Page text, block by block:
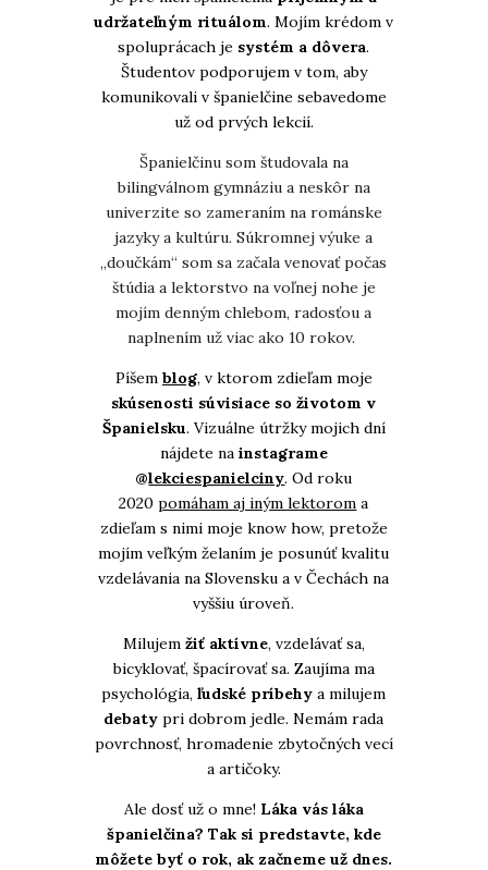
udržateľným rituálom.Mojím krédom v
spoluprácach je systém a dôvera.
Študentov podporujem v tom, aby
komunikovali v španielčine sebavedome
už od prvých lekcií.
Španielčinu som študovala na
bilingválnom gymnáziu a neskôr na
univerzite so zameraním na románske
jazyky a kultúru. Súkromnej výuke a
„doučkám“ som sa začala venovať počas
štúdia a lektorstvo na voľnej nohe je
mojím denným chlebom, radosťou a
naplnením už viac ako 10 rokov.
Píšem blog, v ktorom zdieľam moje
skúsenosti súvisiace so životom v
Španielsku. Vizuálne útržky mojich dní
nájdete na instagrame
@lekciespanielciny. Od roku
2020pomáham aj iným lektorom a
zdieľam s nimi moje know how, pretože
mojím veľkým želaním je posunúť kvalitu
vzdelávania na Slovensku a v Čechách na
vyššiu úroveň.
Milujem žiť aktívne, vzdelávať sa,
bicyklovať, špacírovať sa. Zaujíma ma
psychológia,ľudské príbehy a milujem
debaty pri dobrom jedle. Nemám rada
povrchnosť, hromadenie zbytočných vecí
a artičoky.
Ale dosť už o mne! Láka vás láka
španielčina? Tak si predstavte, kde
môžete byť o rok, ak začneme už dnes.